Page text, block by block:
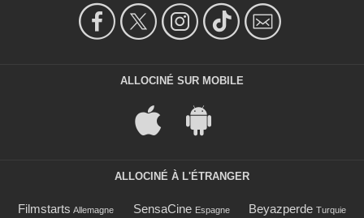
ALLOCINÉ SUR MOBILE
ALLOCINÉ À L'ÉTRANGER
Filmstarts Allemagne SensaCine Espagne Beyazperde Turquie